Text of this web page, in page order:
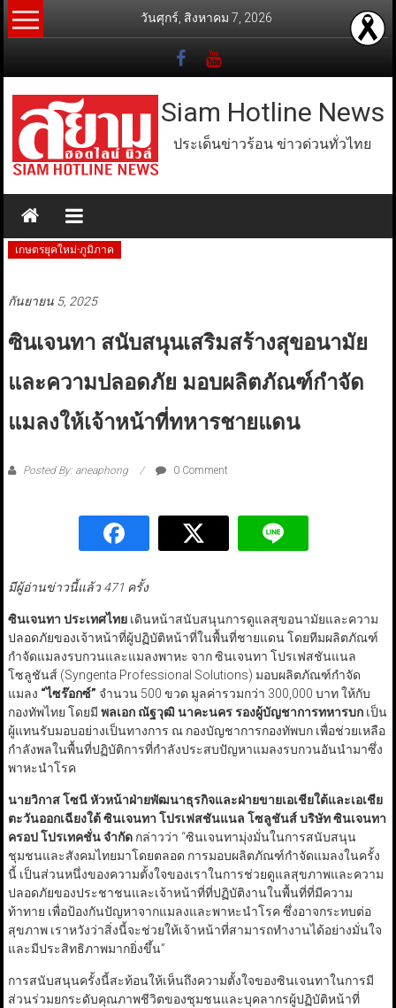
Skip
to
วันศุกร์, สิงหาคม 7, 2026
Siam Hotline News
ประเด็นข่าวร้อน ข่าวด่วนทั่วไทย
เกษตรยุคใหม่-ภูมิภาค
กันยายน 5, 2025
ซินเจนทา สนับสนุนเสริมสร้างสุขอนามัย
และความปลอดภัย มอบผลิตภัณฑ์กำจัด
แมลงให้เจ้าหน้าที่ทหารชายแดน
Posted By: aneaphong 0 Comment
มีผู้อ่านข่าวนี้แล้ว 471 ครั้ง
ซินเจนทา ประเทศไทยเดินหน้าสนับสนุนการดูแลสุขอนามัยและความ
ปลอดภัยของเจ้าหน้าที่ผู้ปฏิบัติหน้าที่ในพื้นที่ชายแดน โดยทีมผลิตภัณฑ์
กำจัดแมลงรบกวนและแมลงพาหะ จาก ซินเจนทา โปรเฟสชันแนล
โซลูชันส์ (Syngenta Professional Solutions) มอบผลิตภัณฑ์กำจัด
แมลง “ไซร๊อกซ์” จำนวน 500 ขวด มูลค่ารวมกว่า 300,000 บาท ให้กับ
กองทัพไทย โดยมี พลเอก ณัฐวุฒิ นาคะนคร รองผู้บัญชาการทหารบกเป็น
ผู้แทนรับมอบอย่างเป็นทางการ ณ กองบัญชาการกองทัพบก เพื่อช่วยเหลือ
กำลังพลในพื้นที่ปฏิบัติการที่กำลังประสบปัญหาแมลงรบกวนอันนำมาซึ่ง
พาหะนำโรค
นายวิกาส โซนี หัวหน้าฝ่ายพัฒนาธุรกิจและฝ่ายขายเอเชียใต้และเอเชีย
ตะวันออกเฉียงใต้ ซินเจนทา โปรเฟสชันแนล โซลูชันส์ บริษัท ซินเจนทา
ครอป โปรเทคชั่น จำกัดกล่าวว่า “ซินเจนทามุ่งมั่นในการสนับสนุน
ชุมชนและสังคมไทยมาโดยตลอด การมอบผลิตภัณฑ์กำจัดแมลงในครั้ง
นี้ เป็นส่วนหนึ่งของความตั้งใจของเราในการช่วยดูแลสุขภาพและความ
ปลอดภัยของประชาชนและเจ้าหน้าที่ที่ปฏิบัติงานในพื้นที่ที่มีความ
ท้าทาย เพื่อป้องกันปัญหาจากแมลงและพาหะนำโรค ซึ่งอาจกระทบต่อ
สุขภาพ เราหวังว่าสิ่งนี้จะช่วยให้เจ้าหน้าที่สามารถทำงานได้อย่างมั่นใจ
และมีประสิทธิภาพมากยิ่งขึ้น”
การสนับสนุนครั้งนี้สะท้อนให้เห็นถึงความตั้งใจของซินเจนทาในการมี
ส่วนร่วมยกระดับคุณภาพชีวิตของชุมชนและบุคลากรผู้ปฏิบัติหน้าที่